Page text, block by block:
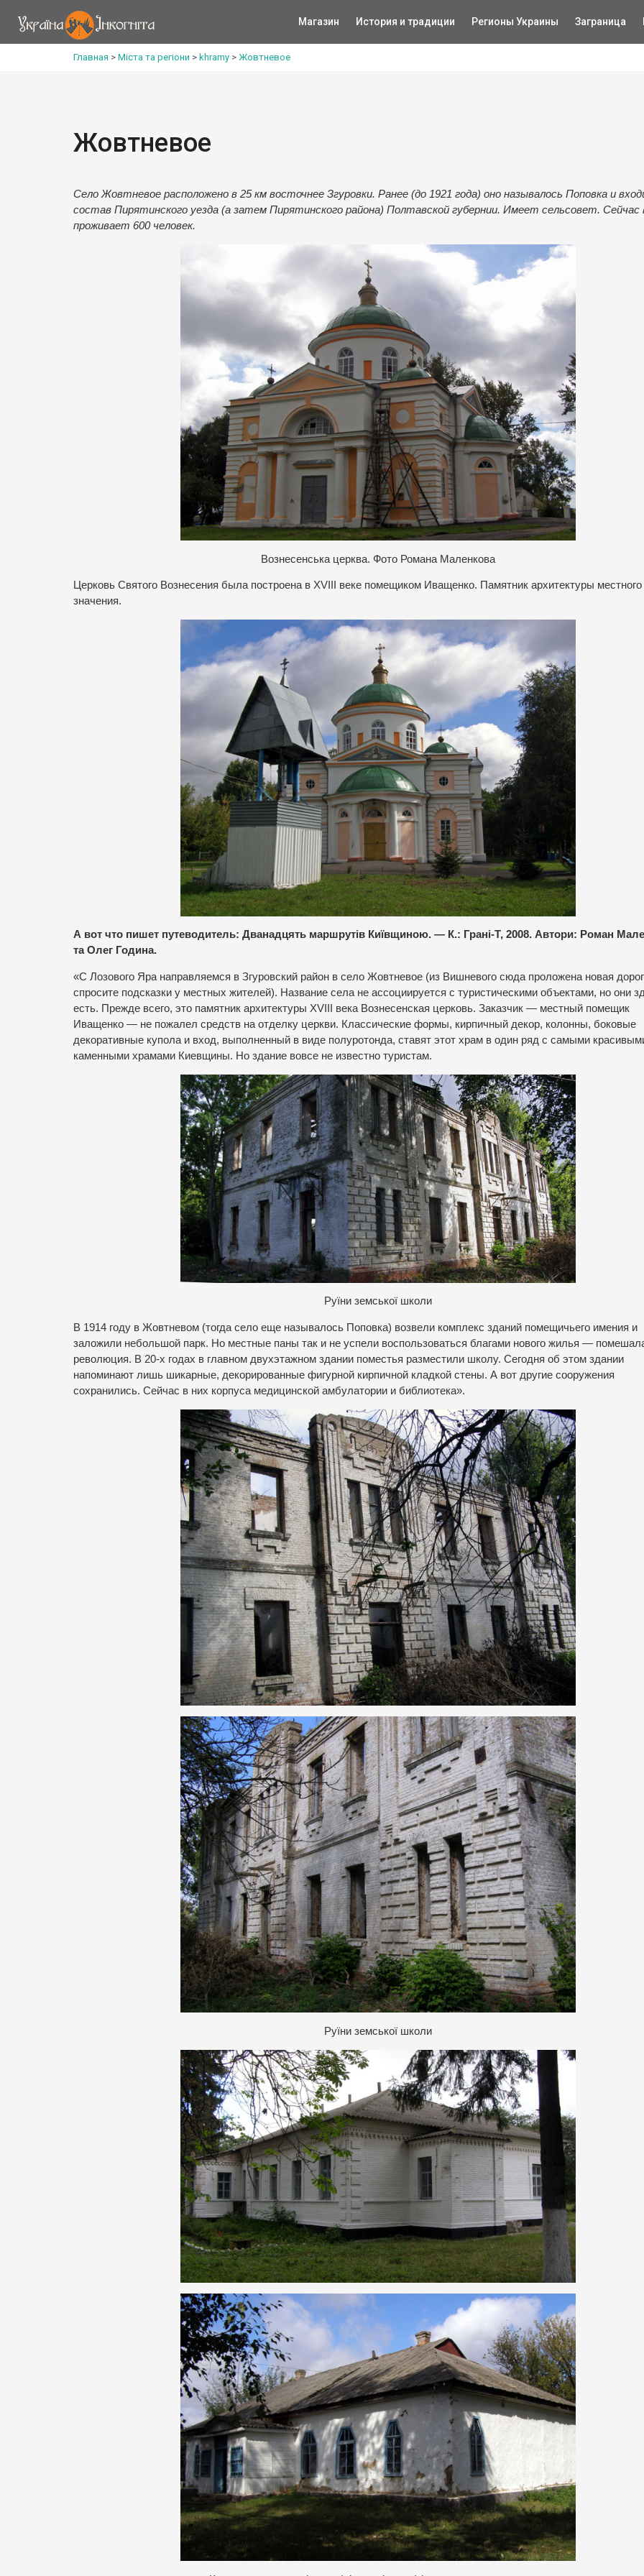
Магазин История и традиции Регионы Украины Заграница
Главная > Міста та регіони > khramy > Жовтневое
Жовтневое
Село Жовтневое расположено в 25 км восточнее Згуровки. Ранее (до 1921 года) оно называлось Поповка и
состав Пирятинского уезда (а затем Пирятинского района) Полтавской губернии. Имеет сельсовет. Сейчас
проживает 600 человек.
Вознесенська церква. Фото Романа Маленкова
Церковь Святого Вознесения была построена в XVIII веке помещиком Иващенко. Памятник архитектуры местного
значения.
А вот что пишет путеводитель: Дванадцять маршрутів Київщиною. — К.: Грані-Т, 2008. Автори: Роман
та Олег Година.
«С Лозового Яра направляемся в Згуровский район в село Жовтневое (из Вишневого сюда проложена новая
спросите подсказки у местных жителей). Название села не ассоциируется с туристическими объектами, но они
есть. Прежде всего, это памятник архитектуры XVIII века Вознесенская церковь. Заказчик — местный помещик
Иващенко — не пожалел средств на отделку церкви. Классические формы, кирпичный декор, колонны, боковые
декоративные купола и вход, выполненный в виде полуротонда, ставят этот храм в один ряд с самыми
каменными храмами Киевщины. Но здание вовсе не известно туристам.
Руїни земської школи
В 1914 году в Жовтневом (тогда село еще называлось Поповка) возвели комплекс зданий помещичьего имения и
заложили небольшой парк. Но местные паны так и не успели воспользоваться благами нового жилья —
революция. В 20-х годах в главном двухэтажном здании поместья разместили школу. Сегодня об этом здании
напоминают лишь шикарные, декорированные фигурной кирпичной кладкой стены. А вот другие сооружения
сохранились. Сейчас в них корпуса медицинской амбулатории и библиотека».
Руїни земської школи